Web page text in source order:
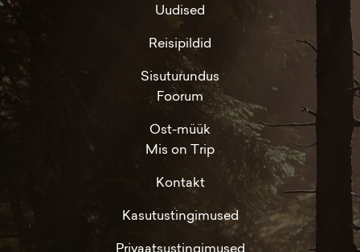
Uudised
Reisipildid
Sisuturundus
Foorum
Ost-müük
Mis on Trip
Kontakt
Kasutustingimused
Privaatsustingimused